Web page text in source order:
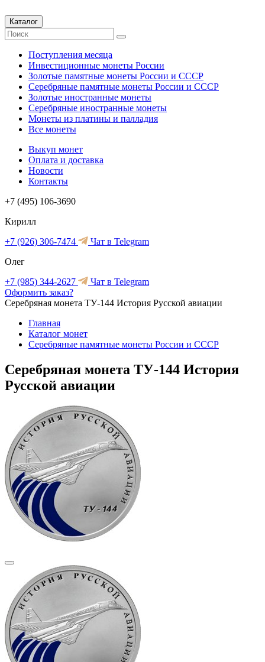
Каталог
Поступления месяца
Инвестиционные монеты России
Золотые памятные монеты России и СССР
Серебряные памятные монеты России и СССР
Золотые иностранные монеты
Серебряные иностранные монеты
Монеты из платины и палладия
Все монеты
Выкуп монет
Оплата и доставка
Новости
Контакты
+7 (495) 106-3690
Кирилл
+7 (926) 306-7474
Чат в Telegram
Олег
+7 (985) 344-2627
Чат в Telegram
Оформить заказ?
Серебряная монета ТУ-144 История Русской авиации
Главная
Каталог монет
Серебряные памятные монеты России и СССР
Серебряная монета ТУ-144 История
Русской авиации